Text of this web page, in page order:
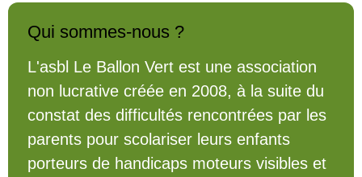
Qui sommes-nous ?
L'asbl Le Ballon Vert est une association
non lucrative créée en 2008, à la suite du
constat des difficultés rencontrées par les
parents pour scolariser leurs enfants
porteurs de handicaps moteurs visibles et